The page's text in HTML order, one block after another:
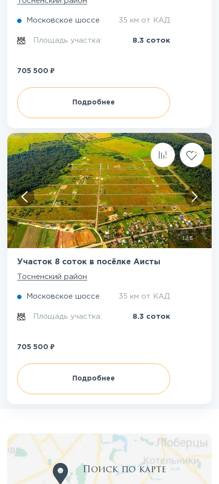
Московское шоссе 35 км от КАД
Площадь участка: 8.3 соток
705 500 ₽
Подробнее
1/5
Участок 8 соток в посёлке Аисты
Тосненский район
Московское шоссе 35 км от КАД
Площадь участка: 8.3 соток
705 500 ₽
Подробнее
Поиск по карте